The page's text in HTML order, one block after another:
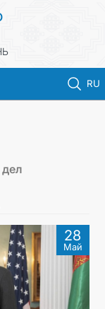
RU
28
Май